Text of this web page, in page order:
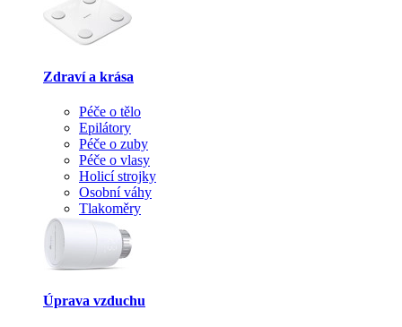
Zdraví a krása
Péče o tělo
Epilátory
Péče o zuby
Péče o vlasy
Holicí strojky
Osobní váhy
Tlakoměry
Úprava vzduchu